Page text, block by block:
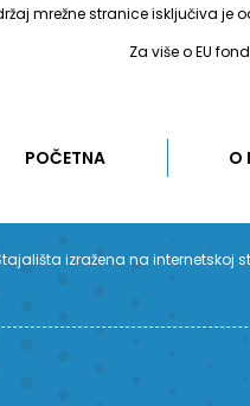
mrežne stranice isključiva je
Za više o EU
POČETNA O
izražena na internetskoj